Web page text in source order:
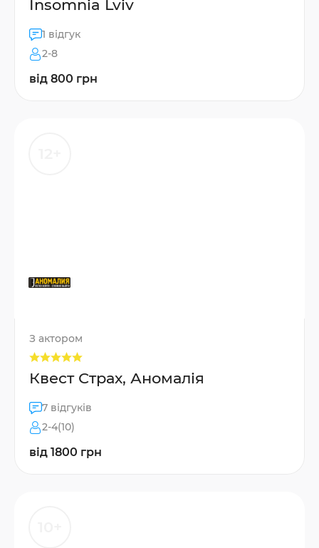
Insomnia Lviv
1 відгук
2-8
від 800 грн
З актором
Квест Страх, Аномалія
7 відгуків
2-4(10)
від 1800 грн